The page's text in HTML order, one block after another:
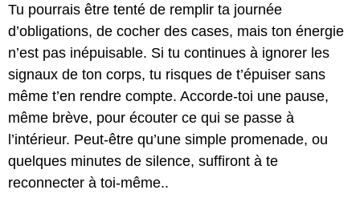
Tu pourrais être tenté de remplir ta journée
d’obligations, de cocher des cases, mais ton énergie
n’est pas inépuisable. Si tu continues à ignorer les
signaux de ton corps, tu risques de t’épuiser sans
même t’en rendre compte. Accorde-toi une pause,
même brève, pour écouter ce qui se passe à
l’intérieur. Peut-être qu’une simple promenade, ou
quelques minutes de silence, suffiront à te
reconnecter à toi-même..